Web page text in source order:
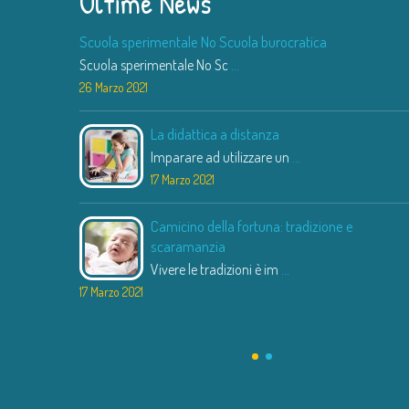
Scuola sperimentale No Scuola burocratica
Scuola sperimentale No Sc ...
26 Marzo 2021
La didattica a distanza
Imparare ad utilizzare un ...
17 Marzo 2021
Camicino della fortuna: tradizione e
scaramanzia
Vivere le tradizioni è im ...
17 Marzo 2021